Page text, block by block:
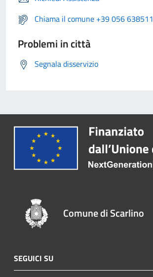
Chiama il comune +39 056 638511
Problemi in città
Segnala disservizio
Comune di Scarlino
SEGUICI SU